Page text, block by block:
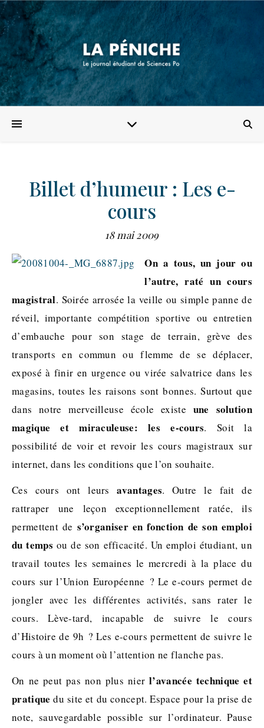
Billet d’humeur : Les e-
cours
18 mai 2009
On a tous, un jour ou
l’autre, raté un cours
magistral. Soirée arrosée la veille ou simple panne de
réveil, importante compétition sportive ou entretien
d’embauche pour son stage de terrain, grève des
transports en commun ou flemme de se déplacer,
exposé à finir en urgence ou virée salvatrice dans les
magasins, toutes les raisons sont bonnes. Surtout que
dans notre merveilleuse école existe une solution
magique et miraculeuse: les e-cours. Soit la
possibilité de voir et revoir les cours magistraux sur
internet, dans les conditions que l’on souhaite.
Ces cours ont leursavantages. Outre le fait de
rattraper une leçon exceptionnellement ratée, ils
permettent de s’organiser en fonction de son emploi
du temps ou de son efficacité. Un emploi étudiant, un
travail toutes les semaines le mercredi à la place du
cours sur l’Union Européenne ? Le e-cours permet de
jongler avec les différentes activités, sans rater le
cours. Lève-tard, incapable de suivre le cours
d’Histoire de 9h ? Les e-cours permettent de suivre le
cours à un moment où l’attention ne flanche pas.
On ne peut pas non plus nierl’avancée technique et
pratique du site et du concept. Espace pour la prise de
note, sauvegardable possible sur l’ordinateur. Pause